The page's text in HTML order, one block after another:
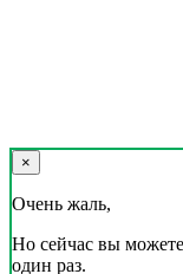
×
Очень жаль,
Но сейчас вы
один раз.